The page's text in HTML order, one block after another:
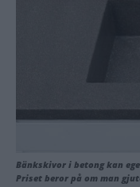
Bänkskivor i betong kan
Priset beror på om man